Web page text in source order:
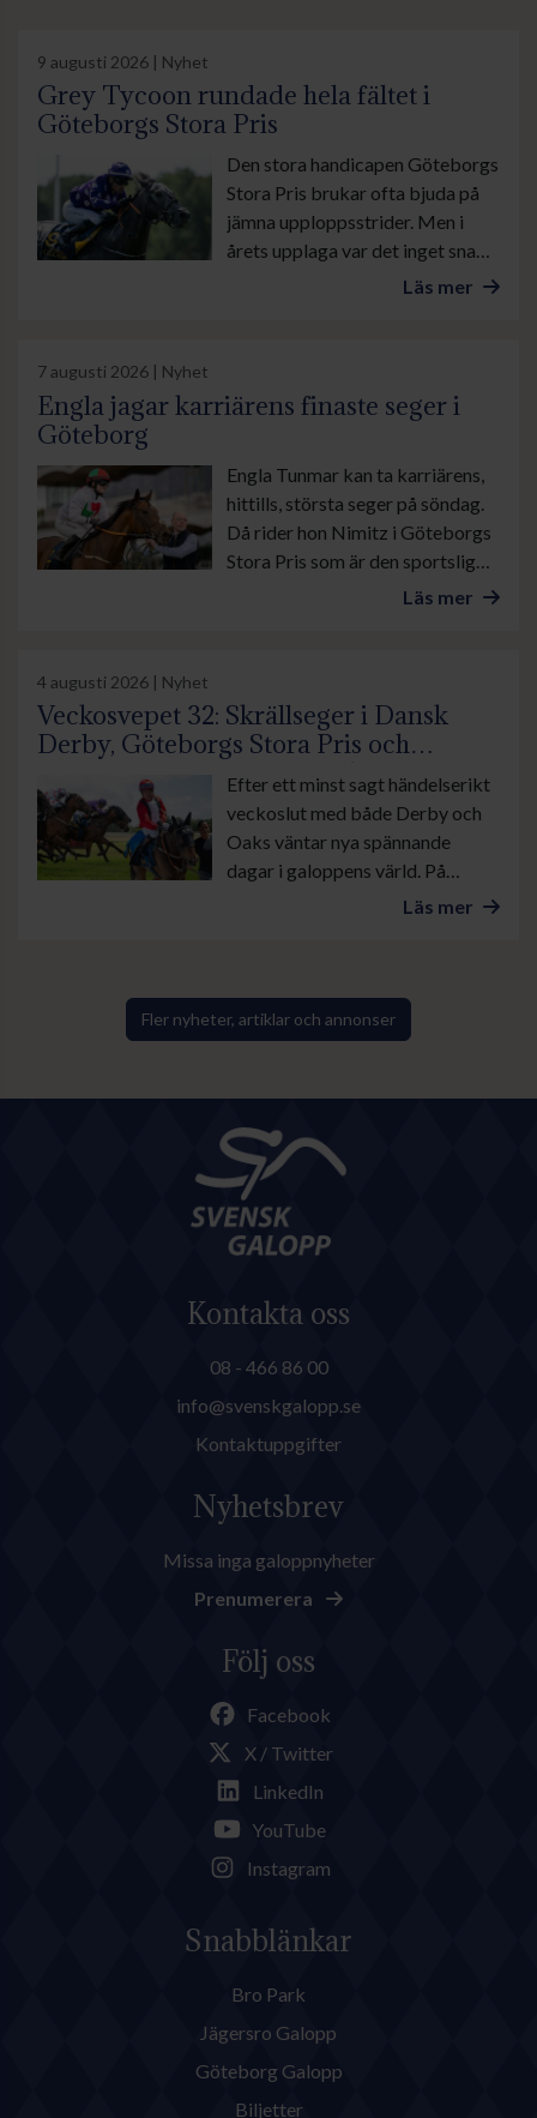
9 augusti 2026 | Nyhet
Grey Tycoon rundade hela fältet i
Göteborgs Stora Pris
Den stora handicapen Göteborgs
Stora Pris brukar ofta bjuda på
jämna upploppsstrider. Men i
årets upplaga var det inget snack
om vilken häst som var bäst. För
adept plötsligt ensam på
Läs mer
7 augusti 2026 | Nyhet
Engla jagar karriärens finaste seger i
Göteborg
Engla Tunmar kan ta karriärens,
hittills, största seger på söndag.
Då rider hon Nimitz i Göteborgs
Stora Pris som är den sportsliga
höjdpunkten under banans stora
Läs mer
4 augusti 2026 | Nyhet
Veckosvepet 32: Skrällseger i Dansk
Derby, Göteborgs Stora Pris och
suverän insats av Lamborghini BF
Efter ett minst sagt händelserikt
veckoslut med både Derby och
Oaks väntar nya spännande
dagar i galoppens värld. På
onsdag är det lunchgalopp på
Ålborg. Sedan avslutas veckan
med årets stora familjedag på
annat Göteborgs Stora Pris.
Läs mer
Fler nyheter, artiklar och annonser
Kontakta oss
08 - 466 86 00
info@svenskgalopp.se
Kontaktuppgifter
Nyhetsbrev
Missa inga galoppnyheter
Prenumerera
Följ oss
Facebook
X / Twitter
LinkedIn
YouTube
Instagram
Snabblänkar
Bro Park
Jägersro Galopp
Göteborg Galopp
Biljetter